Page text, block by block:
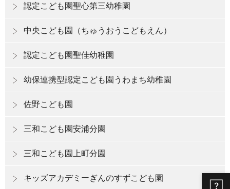
認定こども園聖心第三幼稚園
中央こども園（ちゅうおうこどもえん）
認定こども園聖佳幼稚園
幼保連携型認定こども園うわまち幼稚園
佐野こども園
三和こども園安浦分園
三和こども園上町分園
キッズアカデミーぎんのすずこども園